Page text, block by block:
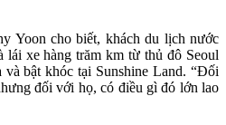
Yoon cho biết, khách du lịch nước
lái xe hàng trăm km từ thủ đô Seoul
bật khóc tại Sunshine Land. “Đối
đối với họ, có điều gì đó lớn lao